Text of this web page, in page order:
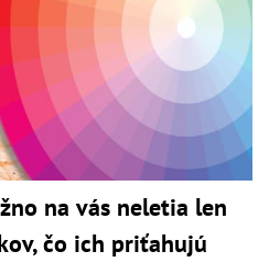
na vás neletia len
čo ich priťahujú